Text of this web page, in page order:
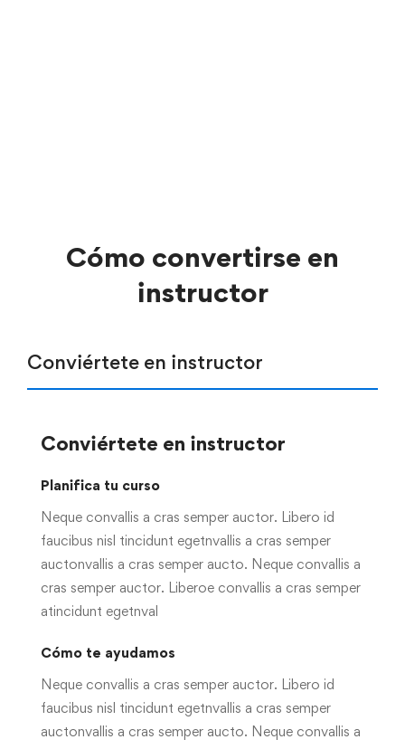
Cómo convertirse en
instructor
Conviértete en instructor
Conviértete en instructor
Planifica tu curso
Neque convallis a cras semper auctor. Libero id
faucibus nisl tincidunt egetnvallis a cras semper
auctonvallis a cras semper aucto. Neque convallis a
cras semper auctor. Liberoe convallis a cras semper
atincidunt egetnval
Cómo te ayudamos
Neque convallis a cras semper auctor. Libero id
faucibus nisl tincidunt egetnvallis a cras semper
auctonvallis a cras semper aucto. Neque convallis a